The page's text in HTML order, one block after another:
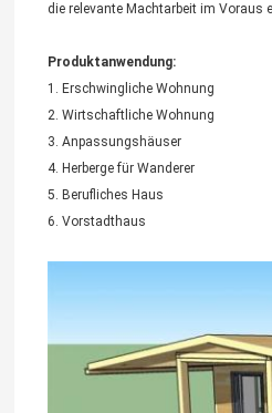
die relevante Machtarbeit im Voraus
Produktanwendung:
1. Erschwingliche Wohnung
2. Wirtschaftliche Wohnung
3. Anpassungshäuser
4. Herberge für Wanderer
5. Berufliches Haus
6. Vorstadthaus